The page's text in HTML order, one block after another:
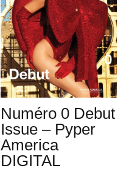
Numéro 0 Debut
Issue – Pyper
America
DIGITAL